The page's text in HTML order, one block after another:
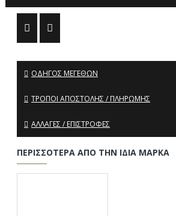
ΟΔΗΓΌΣ ΜΕΓΕΘΏΝ
ΤΡΌΠΟΙ ΑΠΟΣΤΟΛΉΣ / ΠΛΗΡΩΜΉΣ
ΑΛΛΑΓΈΣ / ΕΠΙΣΤΡΟΦΈΣ
ΠΕΡΙΣΣΌΤΕΡΑ ΑΠΌ ΤΗΝ ΊΔΙΑ ΜΆΡΚΑ